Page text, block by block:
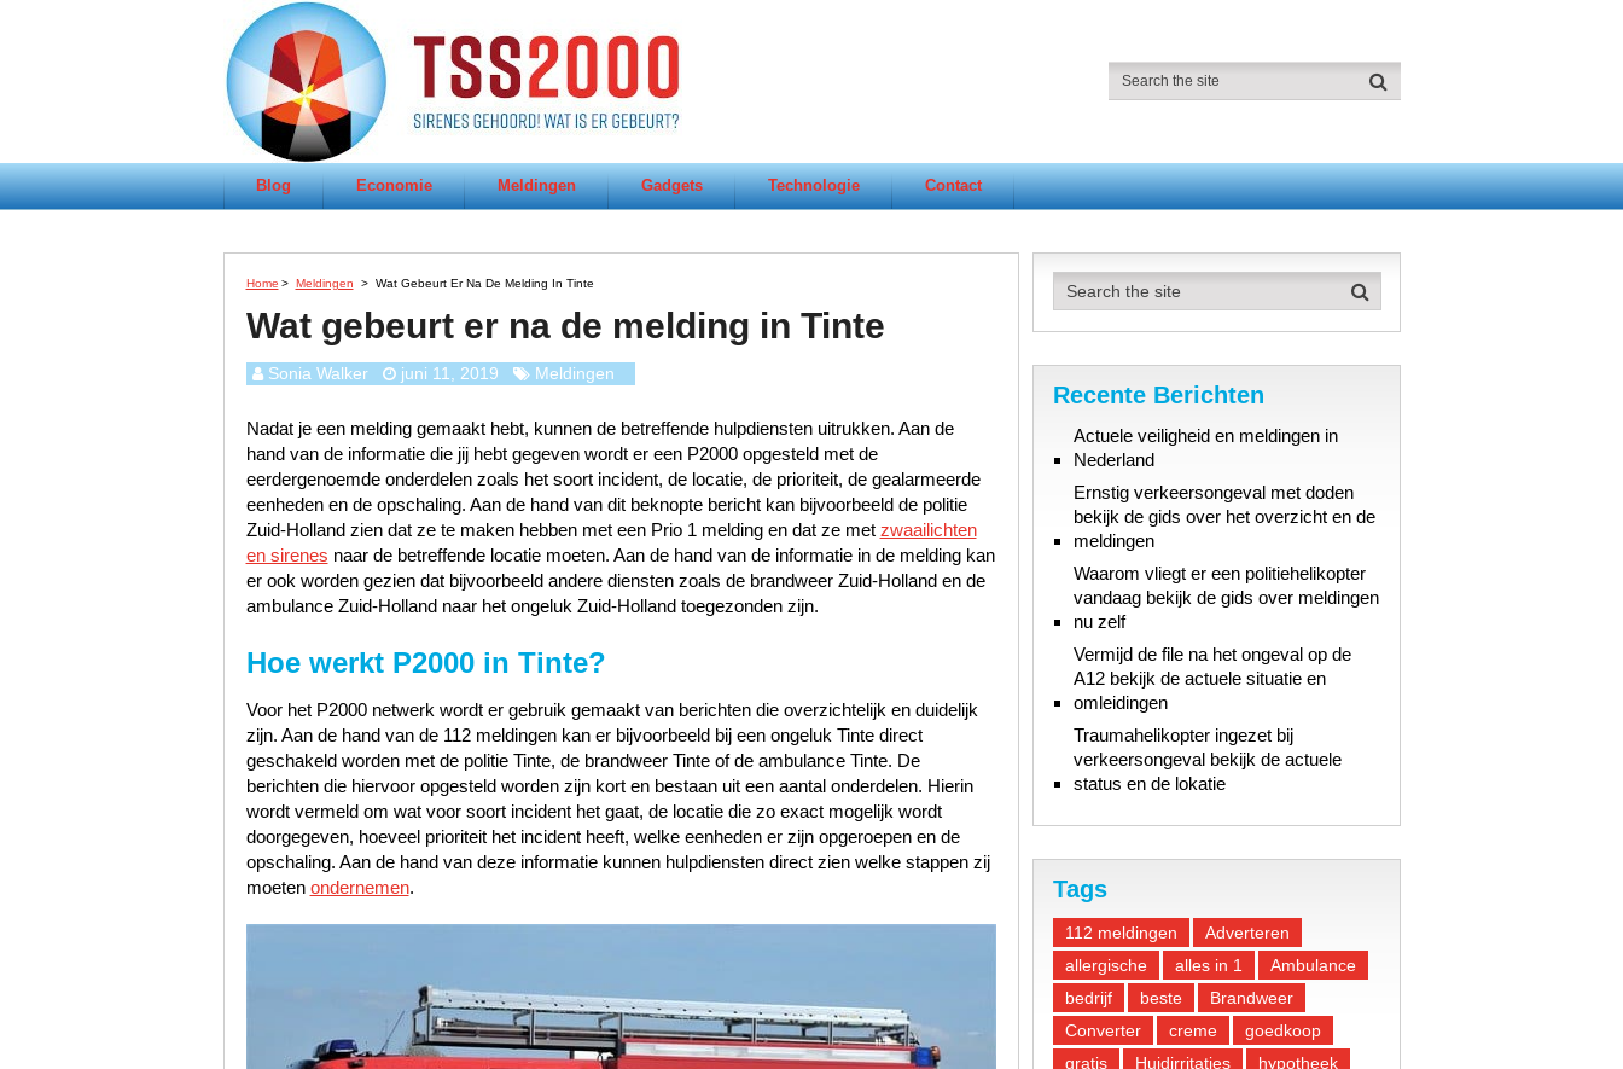
Blog Economie Meldingen Gadgets Technologie Contact
Home > Meldingen > Wat Gebeurt Er Na De Melding In Tinte
Wat gebeurt er na de melding in Tinte
Sonia Walker juni 11, 2019 Meldingen
Nadat je een melding gemaakt hebt, kunnen de betreffende hulpdiensten uitrukken. Aan de
hand van de informatie die jij hebt gegeven wordt er een P2000 opgesteld met de
eerdergenoemde onderdelen zoals het soort incident, de locatie, de prioriteit, de gealarmeerde
eenheden en de opschaling. Aan de hand van dit beknopte bericht kan bijvoorbeeld de politie
Zuid-Holland zien dat ze te maken hebben met een Prio 1 melding en dat ze met zwaailichten
en sirenes naar de betreffende locatie moeten. Aan de hand van de informatie in de melding kan
er ook worden gezien dat bijvoorbeeld andere diensten zoals de brandweer Zuid-Holland en de
ambulance Zuid-Holland naar het ongeluk Zuid-Holland toegezonden zijn.
Hoe werkt P2000 in Tinte?
Voor het P2000 netwerk wordt er gebruik gemaakt van berichten die overzichtelijk en duidelijk
zijn. Aan de hand van de 112 meldingen kan er bijvoorbeeld bij een ongeluk Tinte direct
geschakeld worden met de politie Tinte, de brandweer Tinte of de ambulance Tinte. De
berichten die hiervoor opgesteld worden zijn kort en bestaan uit een aantal onderdelen. Hierin
wordt vermeld om wat voor soort incident het gaat, de locatie die zo exact mogelijk wordt
doorgegeven, hoeveel prioriteit het incident heeft, welke eenheden er zijn opgeroepen en de
opschaling. Aan de hand van deze informatie kunnen hulpdiensten direct zien welke stappen zij
moeten ondernemen.
Recente Berichten
Actuele veiligheid en meldingen in
Nederland
Ernstig verkeersongeval met doden
bekijk de gids over het overzicht en de
meldingen
Waarom vliegt er een politiehelikopter
vandaag bekijk de gids over meldingen
nu zelf
Vermijd de file na het ongeval op de
A12 bekijk de actuele situatie en
omleidingen
Traumahelikopter ingezet bij
verkeersongeval bekijk de actuele
status en de lokatie
Tags
112 meldingen
Adverteren
allergische
alles in 1
Ambulance
bedrijf
beste
Brandweer
Converter
creme
goedkoop
gratis
Huidirritaties
hypotheek